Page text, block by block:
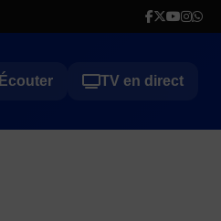
Écouter TV en direct